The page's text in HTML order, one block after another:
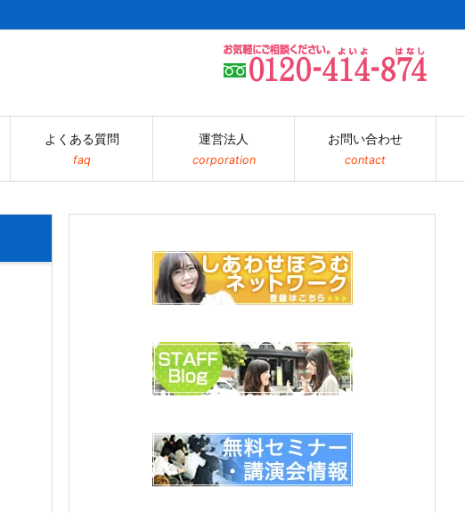
よくある質問
faq
運営法人
corporation
お問い合わせ
contact